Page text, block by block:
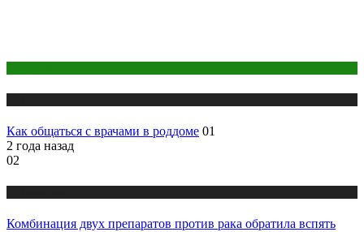
Как общаться с врачами в роддоме 01
2 года назад
02
Комбинация двух препаратов против рака обратила вспять